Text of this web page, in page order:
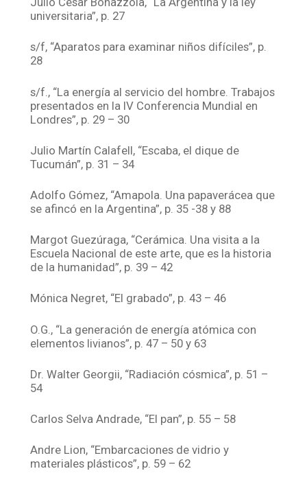
universitaria”, p. 27
s/f, “Aparatos para examinar niños difíciles”, p.
28
s/f., “La energía al servicio del hombre. Trabajos
presentados en la IV Conferencia Mundial en
Londres”, p. 29 – 30
Julio Martín Calafell, “Escaba, el dique de
Tucumán”, p. 31 – 34
Adolfo Gómez, “Amapola. Una papaverácea que
se afincó en la Argentina”, p. 35 -38 y 88
Margot Guezúraga, “Cerámica. Una visita a la
Escuela Nacional de este arte, que es la historia
de la humanidad”, p. 39 – 42
Mónica Negret, “El grabado”, p. 43 – 46
O.G., “La generación de energía atómica con
elementos livianos”, p. 47 – 50 y 63
Dr. Walter Georgii, “Radiación cósmica”, p. 51 –
54
Carlos Selva Andrade, “El pan”, p. 55 – 58
Andre Lion, “Embarcaciones de vidrio y
materiales plásticos”, p. 59 – 62